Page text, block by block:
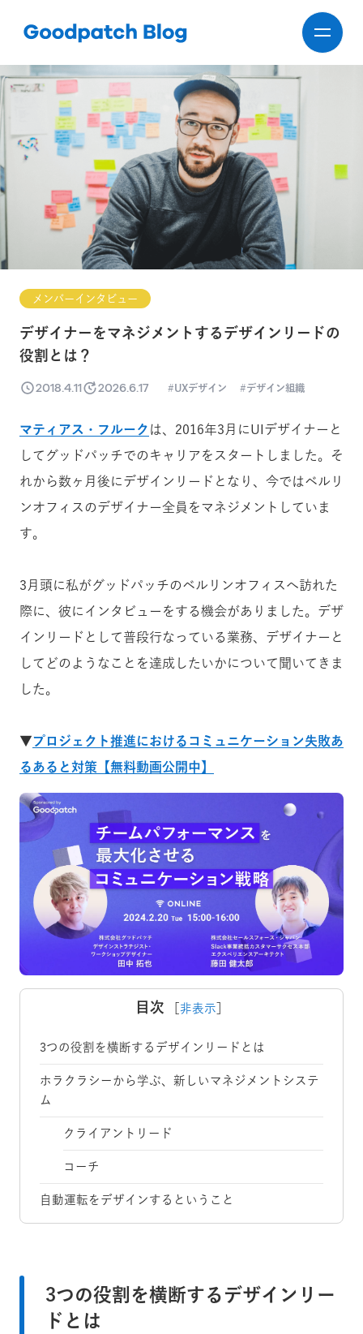
メンバーインタビュー
デザイナーをマネジメントするデザインリードの
役割とは？
2018.4.11 2026.6.17 UXデザイン デザイン組織
マティアス・フルーク は、2016年3月にUIデザイナーと
してグッドパッチでのキャリアをスタートしました。そ
れから数ヶ月後にデザインリードとなり、今ではベルリ
ンオフィスのデザイナー全員をマネジメントしていま
す。
3月頭に私がグッドパッチのベルリンオフィスへ訪れた
際に、彼にインタビューをする機会がありました。デザ
インリードとして普段行なっている業務、デザイナーと
してどのようなことを達成したいかについて聞いてきま
した。
▼プロジェクト推進におけるコミュニケーション失敗あ
るあると対策【無料動画公開中】
目次 非表示
3つの役割を横断するデザインリードとは
ホラクラシーから学ぶ、新しいマネジメントシステ
ム
クライアントリード
コーチ
自動運転をデザインするということ
3つの役割を横断するデザインリー
ドとは